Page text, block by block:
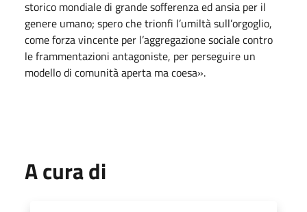
storico mondiale di grande sofferenza ed ansia per il
genere umano; spero che trionfi l’umiltà sull’orgoglio,
come forza vincente per l’aggregazione sociale contro
le frammentazioni antagoniste, per perseguire un
modello di comunità aperta ma coesa».
A cura di